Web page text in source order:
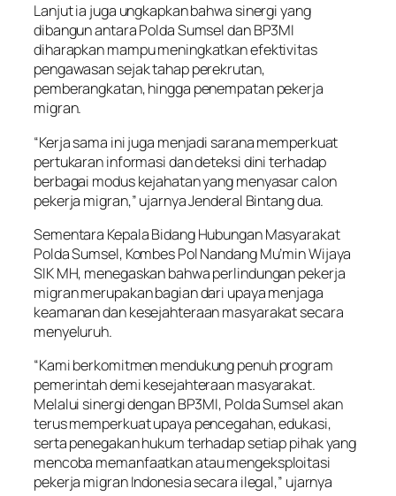
Lanjut ia juga ungkapkan bahwa sinergi yang
dibangun antara Polda Sumsel dan BP3MI
diharapkan mampu meningkatkan efektivitas
pengawasan sejak tahap perekrutan,
pemberangkatan, hingga penempatan pekerja
migran.
“Kerja sama ini juga menjadi sarana memperkuat
pertukaran informasi dan deteksi dini terhadap
berbagai modus kejahatan yang menyasar calon
pekerja migran,” ujarnya Jenderal Bintang dua.
Sementara Kepala Bidang Hubungan Masyarakat
Polda Sumsel, Kombes Pol Nandang Mu’min Wijaya
SIK MH, menegaskan bahwa perlindungan pekerja
migran merupakan bagian dari upaya menjaga
keamanan dan kesejahteraan masyarakat secara
menyeluruh.
“Kami berkomitmen mendukung penuh program
pemerintah demi kesejahteraan masyarakat.
Melalui sinergi dengan BP3MI, Polda Sumsel akan
terus memperkuat upaya pencegahan, edukasi,
serta penegakan hukum terhadap setiap pihak yang
mencoba memanfaatkan atau mengeksploitasi
pekerja migran Indonesia secara ilegal,” ujarnya